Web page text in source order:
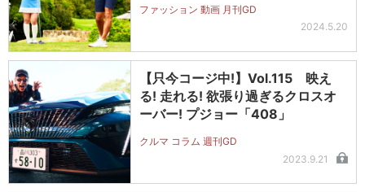
ファッション 動画 月刊GD
2024.5.20
【只今コージ中!】Vol.115 映え
る! 走れる! 欲張り過ぎるクロスオ
ーバー! プジョー「408」
クルマ コラム 週刊GD
2023.9.21